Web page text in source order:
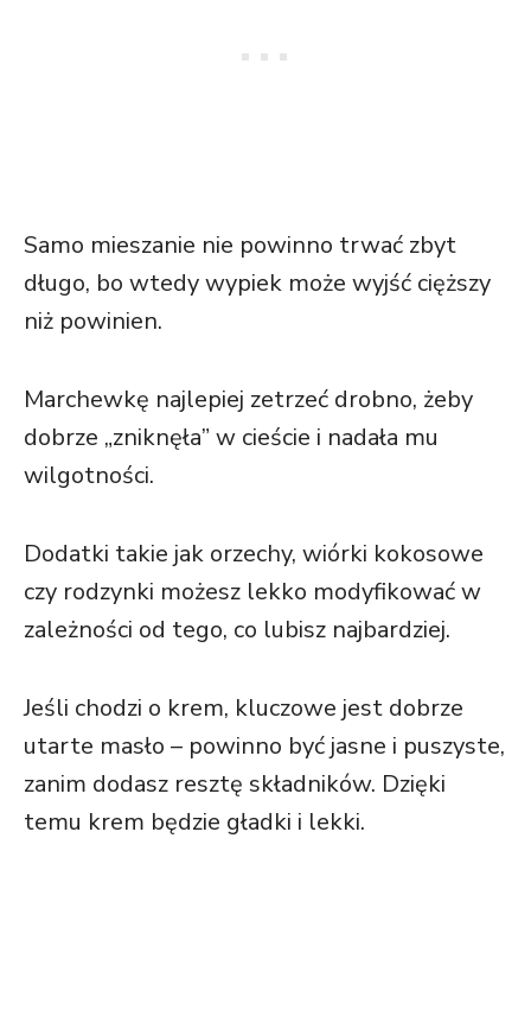
Samo mieszanie nie powinno trwać zbyt
długo, bo wtedy wypiek może wyjść cięższy
niż powinien.
Marchewkę najlepiej zetrzeć drobno, żeby
dobrze „zniknęła” w cieście i nadała mu
wilgotności.
Dodatki takie jak orzechy, wiórki kokosowe
czy rodzynki możesz lekko modyfikować w
zależności od tego, co lubisz najbardziej.
Jeśli chodzi o krem, kluczowe jest dobrze
utarte masło – powinno być jasne i puszyste,
zanim dodasz resztę składników. Dzięki
temu krem będzie gładki i lekki.